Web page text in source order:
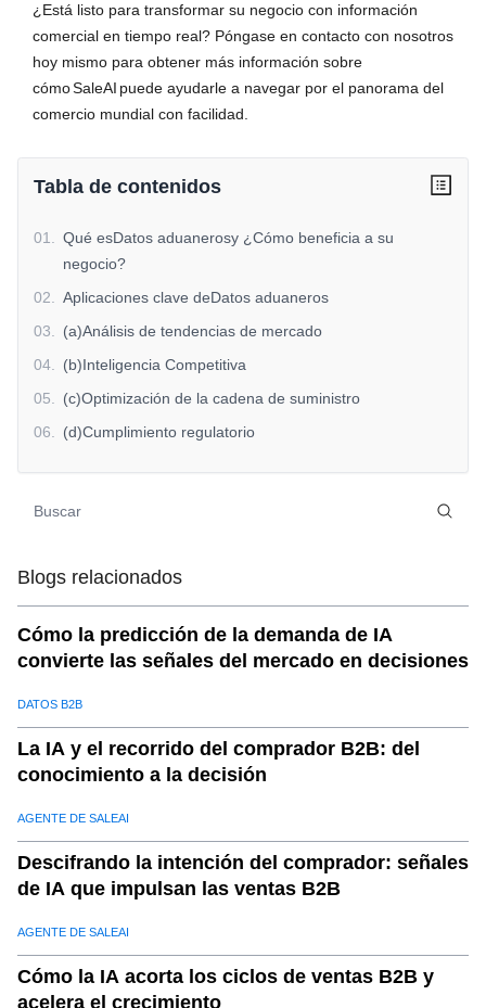
¿Está listo para transformar su negocio con información
comercial en tiempo real? Póngase en contacto con nosotros
hoy mismo para obtener más información sobre
cómoSaleAI puede ayudarle a navegar por el panorama del
comercio mundial con facilidad.
Tabla de contenidos
01
Qué esDatos aduanerosy ¿Cómo beneficia a su
negocio?
02
Aplicaciones clave deDatos aduaneros
03
(a)Análisis de tendencias de mercado
04
(b)Inteligencia Competitiva
05
(c)Optimización de la cadena de suministro
06
(d)Cumplimiento regulatorio
Blogs relacionados
Cómo la predicción de la demanda de IA
convierte las señales del mercado en decisiones
DATOS B2B
La IA y el recorrido del comprador B2B: del
conocimiento a la decisión
AGENTE DE SALEAI
Descifrando la intención del comprador: señales
de IA que impulsan las ventas B2B
AGENTE DE SALEAI
Cómo la IA acorta los ciclos de ventas B2B y
acelera el crecimiento